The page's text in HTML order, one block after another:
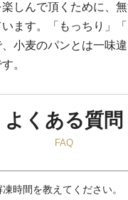
しんで頂くために、
ます。「もっちり」「
小麦のパンとは一味
。
よくある質問
FAQ
時間を教えてください。